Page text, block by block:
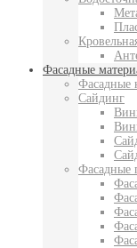
Фасадные
Фасадные
Сайдинг
Фасадные